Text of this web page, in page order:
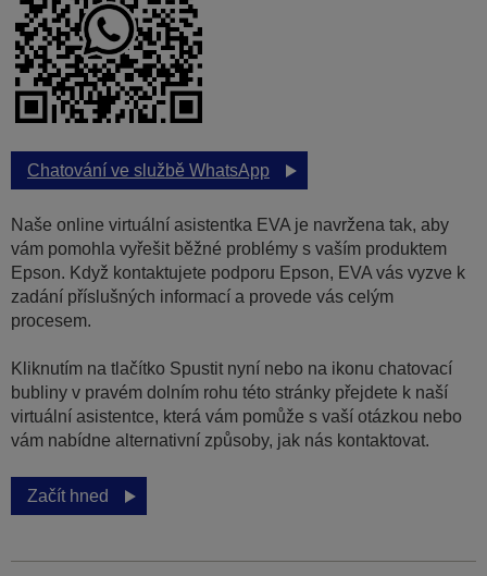
Chatování ve službě WhatsApp
Naše online virtuální asistentka EVA je navržena tak, aby
vám pomohla vyřešit běžné problémy s vaším produktem
Epson. Když kontaktujete podporu Epson, EVA vás vyzve k
zadání příslušných informací a provede vás celým
procesem.
Kliknutím na tlačítko Spustit nyní nebo na ikonu chatovací
bubliny v pravém dolním rohu této stránky přejdete k naší
virtuální asistentce, která vám pomůže s vaší otázkou nebo
vám nabídne alternativní způsoby, jak nás kontaktovat.
Začít hned